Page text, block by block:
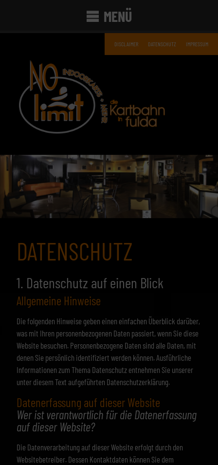
MENÜ
DISCLAIMER DATENSCHUTZ IMPRESSUM
DATENSCHUTZ
1. Datenschutz auf einen Blick
Allgemeine Hinweise
Die folgenden Hinweise geben einen einfachen Überblick darüber,
was mit Ihren personenbezogenen Daten passiert, wenn Sie diese
Website besuchen. Personenbezogene Daten sind alle Daten, mit
denen Sie persönlich identifiziert werden können. Ausführliche
Informationen zum Thema Datenschutz entnehmen Sie unserer
unter diesem Text aufgeführten Datenschutzerklärung.
Datenerfassung auf dieser Website
Wer ist verantwortlich für die Datenerfassung
auf dieser Website?
Die Datenverarbeitung auf dieser Website erfolgt durch den
Websitebetreiber. Dessen Kontaktdaten können Sie dem